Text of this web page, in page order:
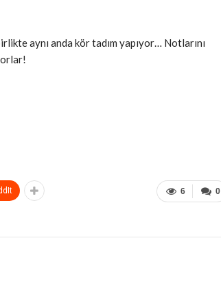
aynı anda kör tadım yapıyor… Notlarını
0
6